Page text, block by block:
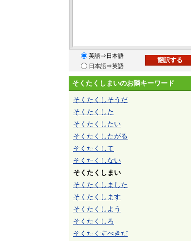
英語⇒日本語
日本語⇒英語
そくたくしまいのお隣キーワード
そくたくしそうだ
そくたくした
そくたくしたい
そくたくしたがる
そくたくして
そくたくしない
そくたくしまい
そくたくしました
そくたくします
そくたくしよう
そくたくしろ
そくたくすべきだ